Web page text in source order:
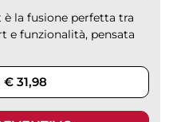
la fusione perfetta tra
e funzionalità, pensata
€ 31,98